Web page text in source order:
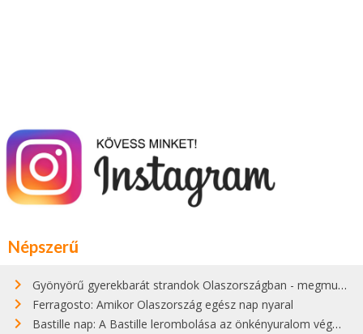
Népszerű
Gyönyörű gyerekbarát strandok Olaszországban - megmutatjuk a 15 legjobbat
Ferragosto: Amikor Olaszország egész nap nyaral
Bastille nap: A Bastille lerombolása az önkényuralom végét jelentette